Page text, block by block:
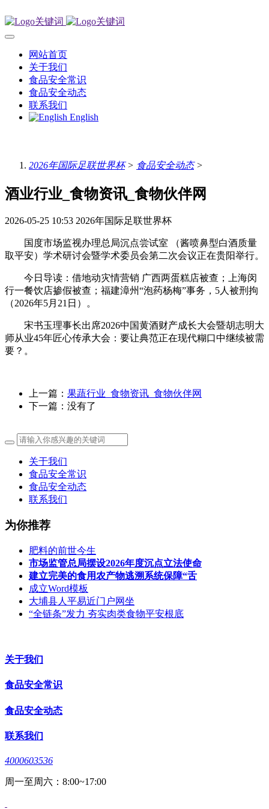
网站首页
关于我们
食品安全常识
食品安全动态
联系我们
English
2026年国际足联世界杯> 食品安全动态>
酒业行业_食物资讯_食物伙伴网
2026-05-25 10:53 2026年国际足联世界杯
国度市场监视办理总局沉点尝试室 （酱喷鼻型白酒质量
取平安）学术研讨会暨学术委员会第二次会议正在贵阳举行。
今日导读：借地动灾情营销 广西两蛋糕店被查；上海闵
行一餐饮店掺假被查；福建漳州“泡药杨梅”事务，5人被刑拘
（2026年5月21日）。
宋书玉理事长出席2026中国黄酒财产成长大会暨胡志明大
师从业45年匠心传承大会：要让典范正在现代糊口中继续被需
要？。
上一篇： 果蔬行业_食物资讯_食物伙伴网
下一篇：没有了
关于我们
食品安全常识
食品安全动态
联系我们
为你推荐
肥料的前世今生
市场监管总局摆设2026年度沉点立法使命
建立完美的食用农产物逃溯系统保障“舌
成立Word模板
大埔县人平易近门户网坐
“全链条”发力 夯实肉类食物平安根底
关于我们
食品安全常识
食品安全动态
联系我们
4000603536
周一至周六：8:00~17:00